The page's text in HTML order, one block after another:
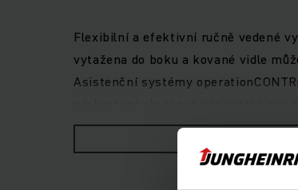
Flexibilní a efektivní ručně vedené
vytažena do boku a kované vidle
Asistenční systémy
zvedání a spouštění šetrné k
výstrahy před přetížením
každodenního provozu.